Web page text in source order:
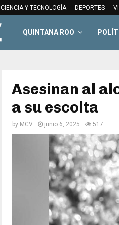
CIENCIA Y TECNOLOGÍA DEPORTES
QUINTANA ROO
Asesinan al
a su escolta
by MCV junio 6, 2025 517